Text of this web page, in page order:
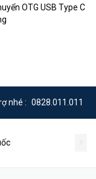
OTG USB Type C
nhé : 0828.011.011